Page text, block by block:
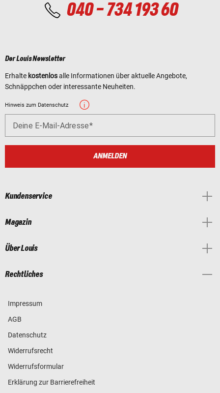
040 - 734 193 60
Der Louis Newsletter
Erhalte kostenlosalle Informationen über aktuelle Angebote,
Schnäppchen oder interessante Neuheiten.
Hinweis zum Datenschutz
Deine E-Mail-Adresse
ANMELDEN
Kundenservice
Magazin
Über Louis
Rechtliches
Impressum
AGB
Datenschutz
Widerrufsrecht
Widerrufsformular
Erklärung zur Barrierefreiheit